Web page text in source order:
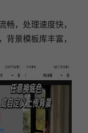
畅，处理速度快，
背景模板库丰富，